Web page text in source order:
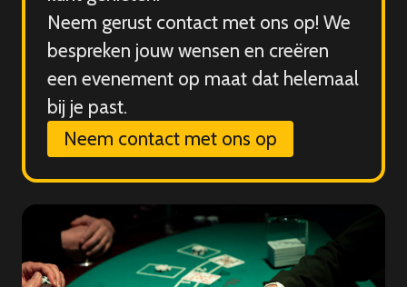
Neem gerust contact met ons op! We
bespreken jouw wensen en creëren
een evenement op maat dat helemaal
bij je past.
Neem contact met ons op